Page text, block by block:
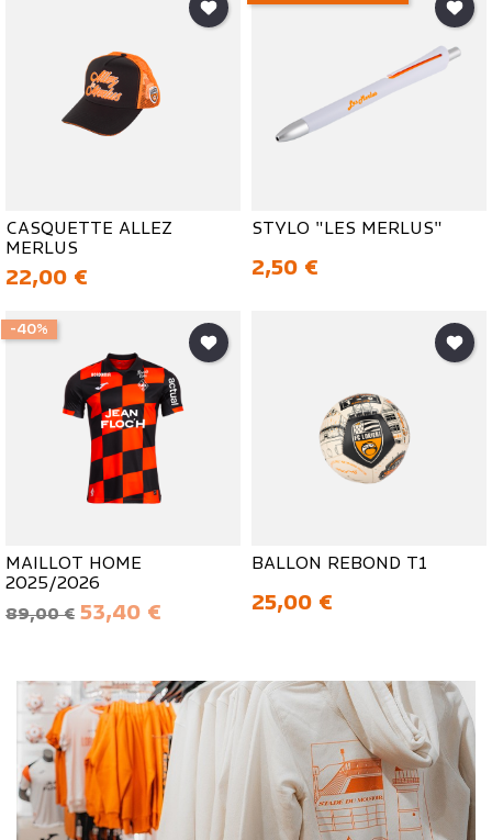
CASQUETTE ALLEZ
MERLUS
Prix
22,00 €
STYLO "LES MERLUS"
Prix
2,50 €
MAILLOT HOME
2025/2026
Prix de base
89,00 € Prix
53,40 €
-40%
BALLON REBOND T1
Prix
25,00 €